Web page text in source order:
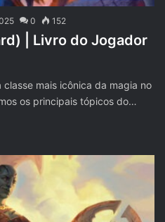
0 152
| Livro do Jogador
mais icônica da magia no
os principais tópicos do…